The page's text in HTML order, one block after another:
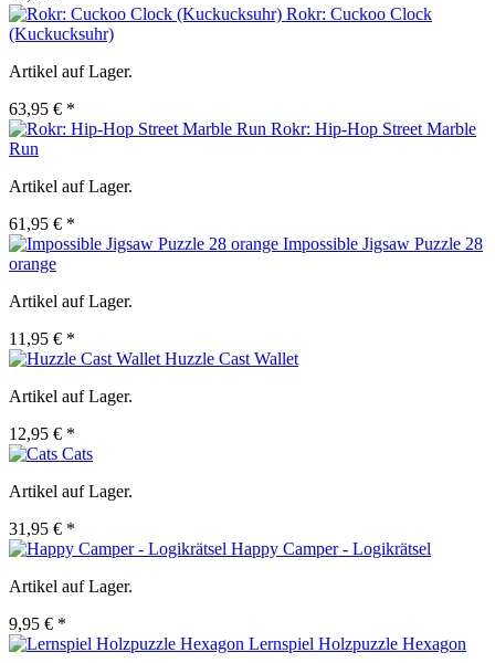
Rokr: Cuckoo Clock
(Kuckucksuhr)
Artikel auf Lager.
63,95 € *
Rokr: Hip-Hop Street Marble
Run
Artikel auf Lager.
61,95 € *
Impossible Jigsaw Puzzle 28
orange
Artikel auf Lager.
11,95 € *
Huzzle Cast Wallet
Artikel auf Lager.
12,95 € *
Cats
Artikel auf Lager.
31,95 € *
Happy Camper - Logikrätsel
Artikel auf Lager.
9,95 € *
Lernspiel Holzpuzzle Hexagon